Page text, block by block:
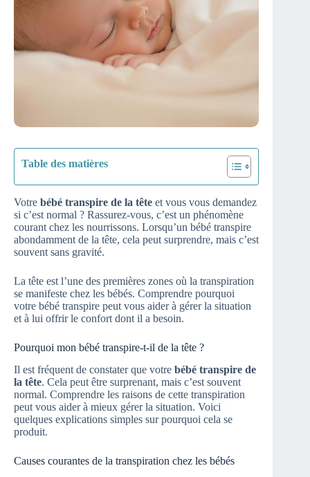
Table des matières
Votre bébé transpire de la tête et vous vous demandez
si c’est normal ? Rassurez-vous, c’est un phénomène
courant chez les nourrissons. Lorsqu’un bébé transpire
abondamment de la tête, cela peut surprendre, mais c’est
souvent sans gravité.
La tête est l’une des premières zones où la transpiration
se manifeste chez les bébés. Comprendre pourquoi
votre bébé transpire peut vous aider à gérer la situation
et à lui offrir le confort dont il a besoin.
Pourquoi mon bébé transpire-t-il de la tête ?
Il est fréquent de constater que votre bébé transpire de
la tête. Cela peut être surprenant, mais c’est souvent
normal. Comprendre les raisons de cette transpiration
peut vous aider à mieux gérer la situation. Voici
quelques explications simples sur pourquoi cela se
produit.
Causes courantes de la transpiration chez les bébés